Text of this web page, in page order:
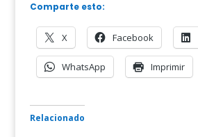
Comparte esto:
X Facebook
WhatsApp Imprimir
Relacionado